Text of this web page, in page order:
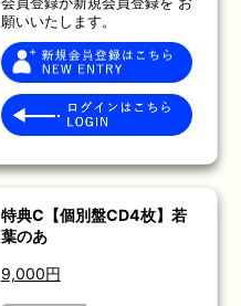
願いいたします。
特典C【個別盤CD4枚】若
葉のあ
9,000円